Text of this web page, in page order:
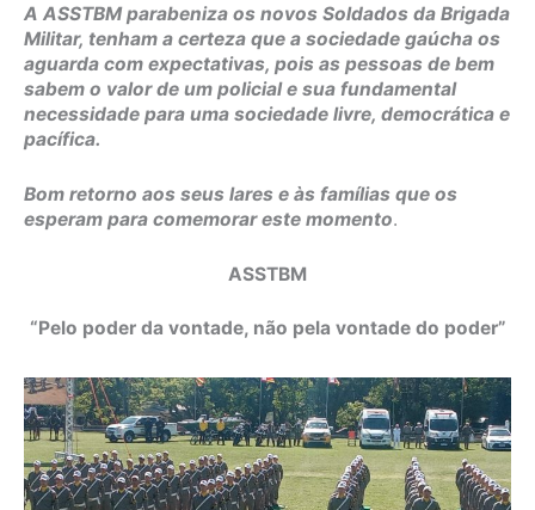
A ASSTBM parabeniza os novos Soldados da Brigada
Militar, tenham a certeza que a sociedade gaúcha os
aguarda com expectativas, pois as pessoas de bem
sabem o valor de um policial e sua fundamental
necessidade para uma sociedade livre, democrática e
pacífica.
Bom retorno aos seus lares e às famílias que os
esperam para comemorar este momento.
ASSTBM
“Pelo poder da vontade, não pela vontade do poder”